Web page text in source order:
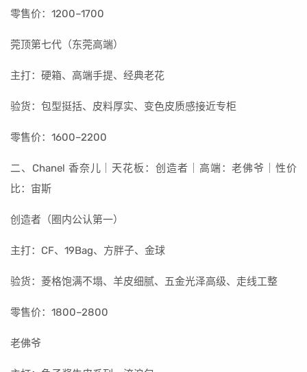
零售价：1200–1700
莞顶第七代（东莞高端）
主打：硬箱、高端手提、经典老花
验货：包型挺括、皮料厚实、变色皮质感接近专柜
零售价：1600–2200
二、Chanel 香奈儿｜天花板：创造者｜高端：老佛爷｜性价
比：宙斯
创造者（圈内公认第一）
主打：CF、19Bag、方胖子、金球
验货：菱格饱满不塌、羊皮细腻、五金光泽高级、走线工整
零售价：1800–2800
老佛爷